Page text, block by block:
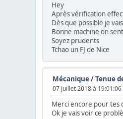
Hey
Après vérification
Dès que possible je
Bonne machine on
Soyez prudents
Tchao un FJ de Nice
Mécanique/Tenue
07 Juillet 2018 à 19:01:06
Merci encore pour tes
Ok je vais voir ce